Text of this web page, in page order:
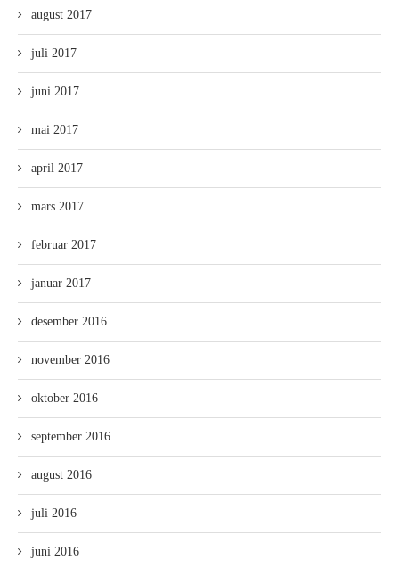
august 2017
juli 2017
juni 2017
mai 2017
april 2017
mars 2017
februar 2017
januar 2017
desember 2016
november 2016
oktober 2016
september 2016
august 2016
juli 2016
juni 2016